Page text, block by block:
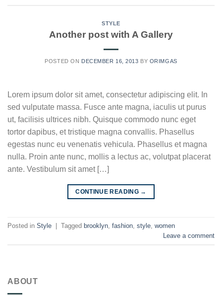
STYLE
Another post with A Gallery
POSTED ON DECEMBER 16, 2013 BY ORIMGAS
Lorem ipsum dolor sit amet, consectetur adipiscing elit. In
sed vulputate massa. Fusce ante magna, iaculis ut purus
ut, facilisis ultrices nibh. Quisque commodo nunc eget
tortor dapibus, et tristique magna convallis. Phasellus
egestas nunc eu venenatis vehicula. Phasellus et magna
nulla. Proin ante nunc, mollis a lectus ac, volutpat placerat
ante. Vestibulum sit amet […]
CONTINUE READING →
Posted in Style | Tagged brooklyn fashion style women
Leave a comment
ABOUT